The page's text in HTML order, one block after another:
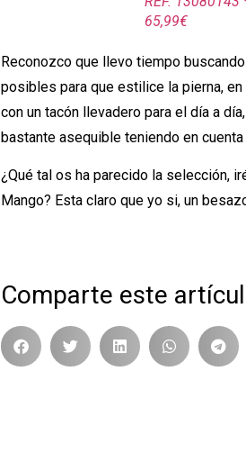
65,99€
Reconozco que llevo tiempo
posibles para que estilice la pierna,
con un tacón llevadero para el día a
bastante asequible teniendo en
¿Qué tal os ha parecido la selección,
Mango? Esta claro que yo si, un
Comparte este